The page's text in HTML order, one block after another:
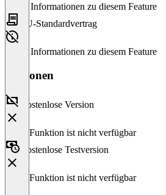
Keine Informationen zu diesem Feature
EU-Standardvertrag
Keine Informationen zu diesem Feature
Versionen
Kostenlose Version
Diese Funktion ist nicht verfügbar
Kostenlose Testversion
Diese Funktion ist nicht verfügbar